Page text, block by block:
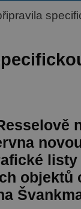
objektů